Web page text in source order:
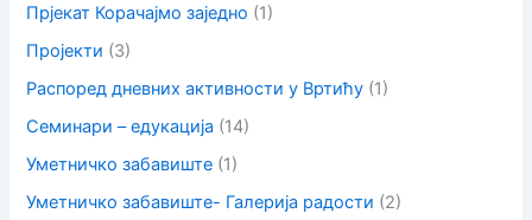
Прјекат Корачајмо заједно (1)
Пројекти (3)
Распоред дневних активности у Вртићу (1)
Семинари – едукација (14)
Уметничко забавиште (1)
Уметничко забавиште- Галерија радости (2)